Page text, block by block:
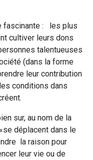
fascinante : les plus
cultiver leurs dons
talentueuses
(dans la forme
leur contribution
conditions dans
sur, au nom de la
déplacent dans le
la raison pour
leur vie ou de